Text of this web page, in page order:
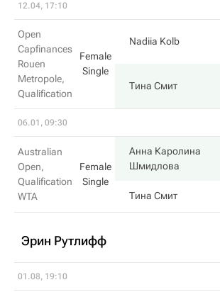
12.04, 17:10
Open
Capfinances
Rouen
Metropole,
Qualification
Female
Single
Nadiia Kolb
Тина Смит
06.01, 09:30
Australian
Open,
Qualification
WTA
Female
Single
Анна Каролина
Шмидлова
Тина Смит
Эрин Рутлифф
01.08, 19:10